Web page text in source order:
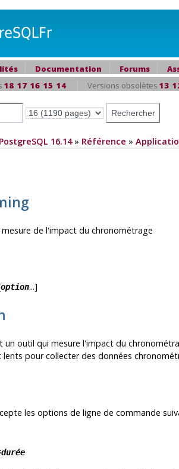
Documentation Forums
18 17 16 15 14 Versions obsolètes 13
16.14» Référence »
de l'impact du chronométrage
option...]
un outil qui mesure l'impact du
pour collecter des données
les options de ligne de commande
durée